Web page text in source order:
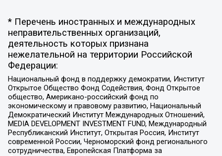
* Перечень иностранных и международных
неправительственных организаций,
деятельность которых признана
нежелательной на территории Российской
Федерации:
Национальный фонд в поддержку демократии, Институт
Открытое Общество Фонд Содействия, Фонд Открытое
общество, Американо-российский фонд по
экономическому и правовому развитию, Национальный
Демократический Институт Международных Отношений,
MEDIA DEVELOPMENT INVESTMENT FUND, Международный
Республиканский Институт, Открытая Россия, Институт
современной России, Черноморский фонд регионального
сотрудничества, Европейская Платформа за